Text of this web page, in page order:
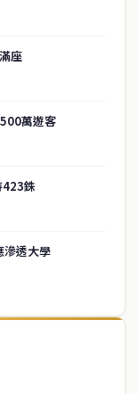
座
萬遊客
423銖
滲透大學
新聞媒體，致力於